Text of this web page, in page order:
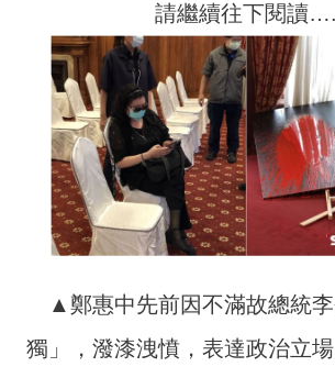
請繼續往下閱讀….
▲鄭惠中先前因不滿故總統
獨」，潑漆洩憤，表達政治立